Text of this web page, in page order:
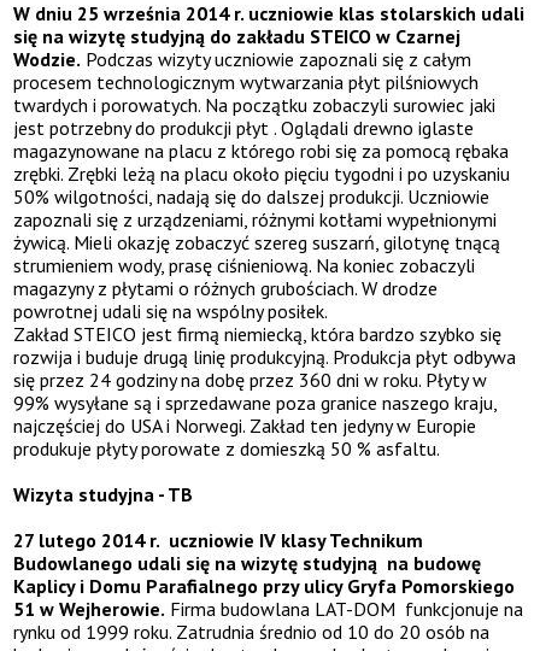
W dniu 25 września 2014 r. uczniowie klas stolarskich udali
się na wizytę studyjną do zakładu STEICO w Czarnej
Wodzie. Podczas wizyty uczniowie zapoznali się z całym
procesem technologicznym wytwarzania płyt pilśniowych
twardych i porowatych. Na początku zobaczyli surowiec jaki
jest potrzebny do produkcji płyt . Oglądali drewno iglaste
magazynowane na placu z którego robi się za pomocą rębaka
zrębki. Zrębki leżą na placu około pięciu tygodni i po uzyskaniu
50% wilgotności, nadają się do dalszej produkcji. Uczniowie
zapoznali się z urządzeniami, różnymi kotłami wypełnionymi
żywicą. Mieli okazję zobaczyć szereg suszarń, gilotynę tnącą
strumieniem wody, prasę ciśnieniową. Na koniec zobaczyli
magazyny z płytami o różnych grubościach. W drodze
powrotnej udali się na wspólny posiłek.
Zakład STEICO jest firmą niemiecką, która bardzo szybko się
rozwija i buduje drugą linię produkcyjną. Produkcja płyt odbywa
się przez 24 godziny na dobę przez 360 dni w roku. Płyty w
99% wysyłane są i sprzedawane poza granice naszego kraju,
najczęściej do USA i Norwegi. Zakład ten jedyny w Europie
produkuje płyty porowate z domieszką 50 % asfaltu.
Wizyta studyjna - TB
27 lutego 2014 r. uczniowie IV klasy Technikum
Budowlanego udali się na wizytę studyjną na budowę
Kaplicy i Domu Parafialnego przy ulicy Gryfa Pomorskiego
51 w Wejherowie. Firma budowlana LAT-DOM funkcjonuje na
rynku od 1999 roku. Zatrudnia średnio od 10 do 20 osób na